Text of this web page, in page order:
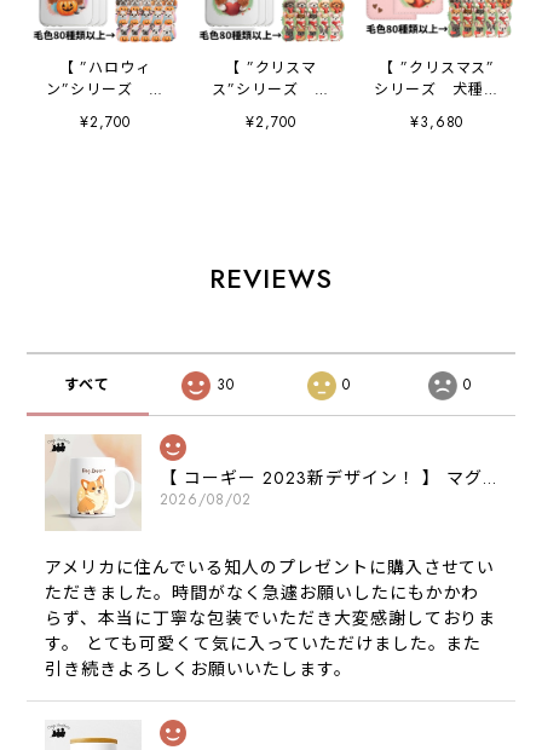
【 ”ハロウィ
ン”シリーズ 犬
種選べる スマホケ
ース 】 犬 うち
¥2,700
【 ”クリスマ
ス”シリーズ 犬
種選べる スマホケ
ース 】 犬 うち
¥2,700
【 ”クリスマス”
シリーズ 犬種選
べる 手帳型 スマ
ホケース 】 犬
¥3,680
REVIEWS
すべて 30 0 0
【 コーギー 2023新デザイン！ 】 マグカップ お家用 プレゼント 犬 うちの子 犬グッズ ギフト
2026/08/02
アメリカに住んでいる知人のプレゼントに購入させてい
ただきました。時間がなく急遽お願いしたにもかかわ
らず、本当に丁寧な包装でいただき大変感謝しておりま
す。 とても可愛くて気に入っていただけました。また
引き続きよろしくお願いいたします。